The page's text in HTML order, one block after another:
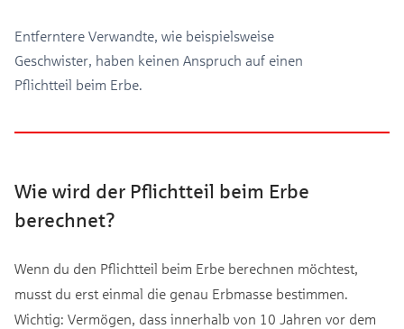
Entferntere Verwandte, wie beispielsweise
Geschwister, haben keinen Anspruch auf einen
Pflichtteil beim Erbe.
Wie wird der Pflichtteil beim Erbe
berechnet?
Wenn du den Pflichtteil beim Erbe berechnen möchtest,
musst du erst einmal die genau Erbmasse bestimmen.
Wichtig: Vermögen, dass innerhalb von 10 Jahren vor dem